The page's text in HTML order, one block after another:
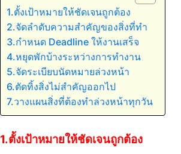
1.ตั้งเป้าหมายให้ชัดเจนถูกต้อง
2.จัดลำดับความสำคัญของสิ่งที่ทำ
3.กำหนด Deadline ให้งานเสร็จ
4.หยุดพักบ้างระหว่างการทำงาน
5.จัดระเบียบนัดหมายล่วงหน้า
6.ตัดทิ้งสิ่งไม่สำคัญออกไป
7.วางแผนสิ่งที่ต้องทำล่วงหน้าทุกวัน
1.ตั้งเป้าหมายให้ชัดเจนถูกต้อง